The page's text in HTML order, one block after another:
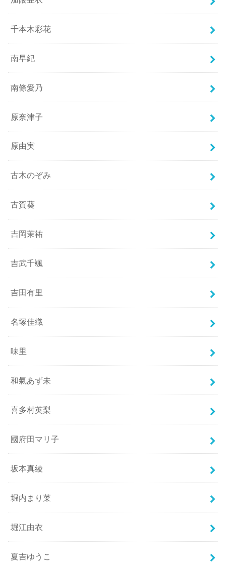
千本木彩花
南早紀
南條愛乃
原奈津子
原由実
古木のぞみ
古賀葵
吉岡茉祐
吉武千颯
吉田有里
名塚佳織
味里
和氣あず未
喜多村英梨
國府田マリ子
坂本真綾
堀内まり菜
堀江由衣
夏吉ゆうこ